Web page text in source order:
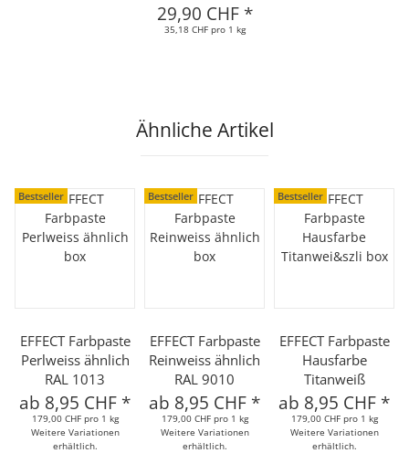
29,90 CHF *
35,18 CHF pro 1 kg
Ähnliche Artikel
Bestseller
EFFECT Farbpaste
Perlweiss ähnlich
RAL 1013
ab 8,95 CHF *
179,00 CHF pro 1 kg
Weitere Variationen
erhältlich.
Bestseller
EFFECT Farbpaste
Reinweiss ähnlich
RAL 9010
ab 8,95 CHF *
179,00 CHF pro 1 kg
Weitere Variationen
erhältlich.
Bestseller
EFFECT Farbpaste
Hausfarbe
Titanweiß
ab 8,95 CHF *
179,00 CHF pro 1 kg
Weitere Variationen
erhältlich.